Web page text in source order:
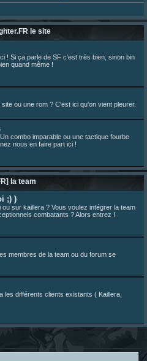
je reposte ma dernière fic.
status/20 ... 8820352079
ligne les gens !
review de figurine !
shoutbox !
le site
! Si ça parle de SF c'est très bien, sinon bin
quand même !
ou une rom ? C'est ici qu'on vient pleurer.
combo imparable ou une tactique fourbe
nous en faire part ici !
la team
;) )
sur kaillera ? Vous voulez intégrer la team
combatants ? Alors entrez !
membres de la team ou du forum se
les différents clients existants ( Kaillera,